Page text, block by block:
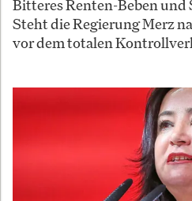
Bitteres Renten-Beben und
Steht die Regierung Merz
vor dem totalen